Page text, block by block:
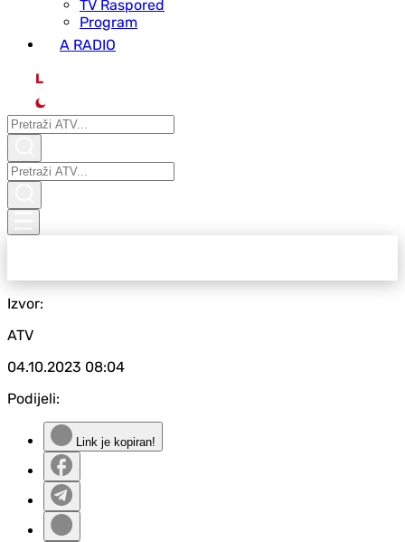
ТV Raspored
Program
A RADIO
L
Izvor:
ATV
04.10.2023 08:04
Podijeli:
Link je kopiran!